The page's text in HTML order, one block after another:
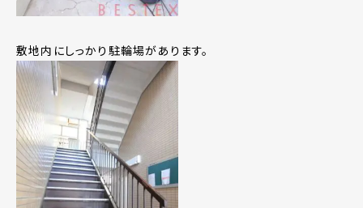
敷地内にしっかり駐輪場があります。